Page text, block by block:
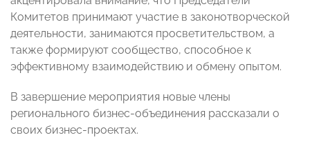
Комитетов принимают участие в законотворческой
деятельности, занимаются просветительством, а
также формируют сообщество, способное к
эффективному взаимодействию и обмену опытом.
В завершение мероприятия новые члены
регионального бизнес-объединения рассказали о
своих бизнес-проектах.